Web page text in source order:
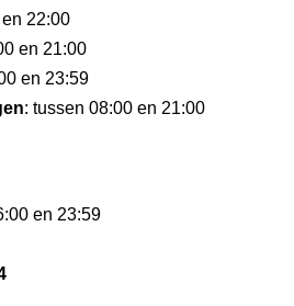
22:00
en 21:00
en 23:59
: tussen 08:00 en 21:00
en 23:59